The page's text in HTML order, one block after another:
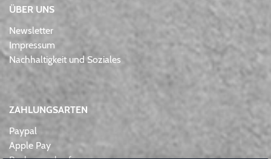
ÜBER UNS
Newsletter
Impressum
Nachhaltigkeit und Soziales
ZAHLUNGSARTEN
Paypal
Apple Pay